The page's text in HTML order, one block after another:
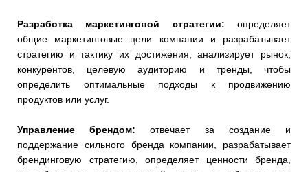
Разработка маркетинговой стратегии: определяет
общие маркетинговые цели компании и разрабатывает
стратегию и тактику их достижения, анализирует рынок,
конкурентов, целевую аудиторию и тренды, чтобы
определить оптимальные подходы к продвижению
продуктов или услуг.
Управление брендом: отвечает за создание и
поддержание сильного бренда компании, разрабатывает
брендинговую стратегию, определяет ценности бренда,